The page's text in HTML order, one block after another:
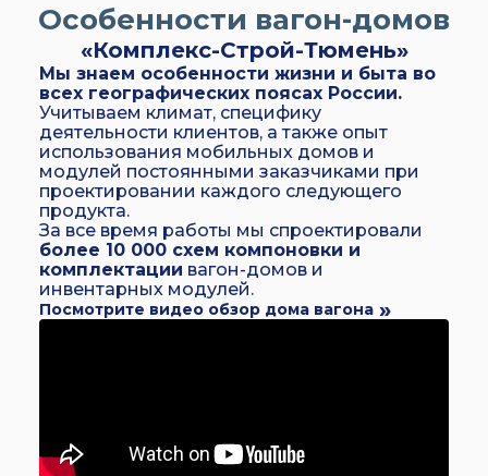
Особенности вагон-домов
«Комплекс-Строй-Тюмень»
Мы знаем особенности жизни и быта во
всех географических поясах России.
Учитываем климат, специфику
деятельности клиентов, а также опыт
использования мобильных домов и
модулей постоянными заказчиками при
проектировании каждого следующего
продукта.
За все время работы мы спроектировали
более 10 000 схем компоновки и
комплектации вагон-домов и
инвентарных модулей.
Посмотрите видео обзор дома вагона